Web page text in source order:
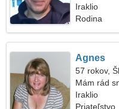
Iraklio
Rodina
Agnes
57 rokov,
Mám rád
Iraklio
Priateľstvo